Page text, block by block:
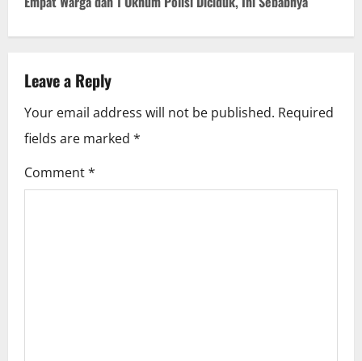
n
a
v
i
g
Leave a Reply
Your email address will not be published. Required
fields are marked *
Comment*